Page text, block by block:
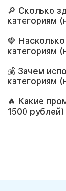
🔎 Сколько
категориям
🍓
категориям
💰 Зачем
категориям
🔥 Какие
1500